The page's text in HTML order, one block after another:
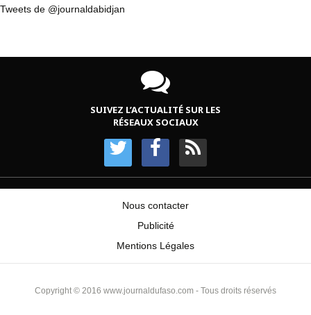
Tweets de @journaldabidjan
SUIVEZ L’ACTUALITÉ SUR LES
RÉSEAUX SOCIAUX
Nous contacter
Publicité
Mentions Légales
Copyright © 2016 www.journaldufaso.com - Tous droits réservés